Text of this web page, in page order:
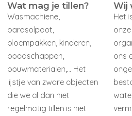
Wat mag je tillen?
Wasmachiene,
parasolpoot,
bloempakken, kinderen,
boodschappen,
bouwmaterialen,… Het
lijstje van zware objecten
die we al dan niet
regelmatig tillen is niet
Wij
Het
ons